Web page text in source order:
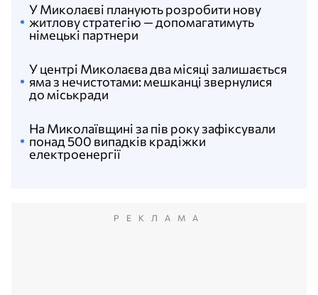
На Миколаївщині за пів року зафіксували
понад 500 випадків крадіжки
електроенергії
У центрі Миколаєва два місяці залишається
яма з нечистотами: мешканці звернулися
до міськради
У Миколаєві планують розробити нову
житлову стратегію — допомагатимуть
німецькі партнери
РЕКЛАМА